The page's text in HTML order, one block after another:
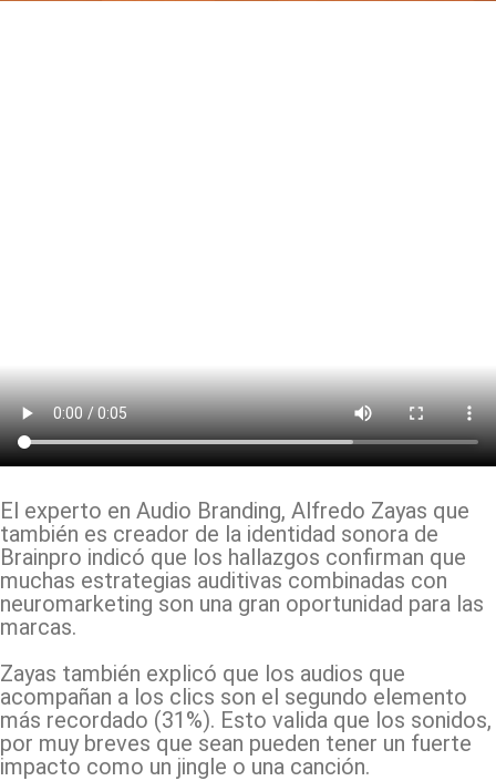
El experto en Audio Branding, Alfredo Zayas que
también es creador de la identidad sonora de
Brainpro indicó que los hallazgos confirman que
muchas estrategias auditivas combinadas con
neuromarketing son una gran oportunidad para las
marcas.
Zayas también explicó que los audios que
acompañan a los clics son el segundo elemento
más recordado (31%). Esto valida que los sonidos,
por muy breves que sean pueden tener un fuerte
impacto como un jingle o una canción.